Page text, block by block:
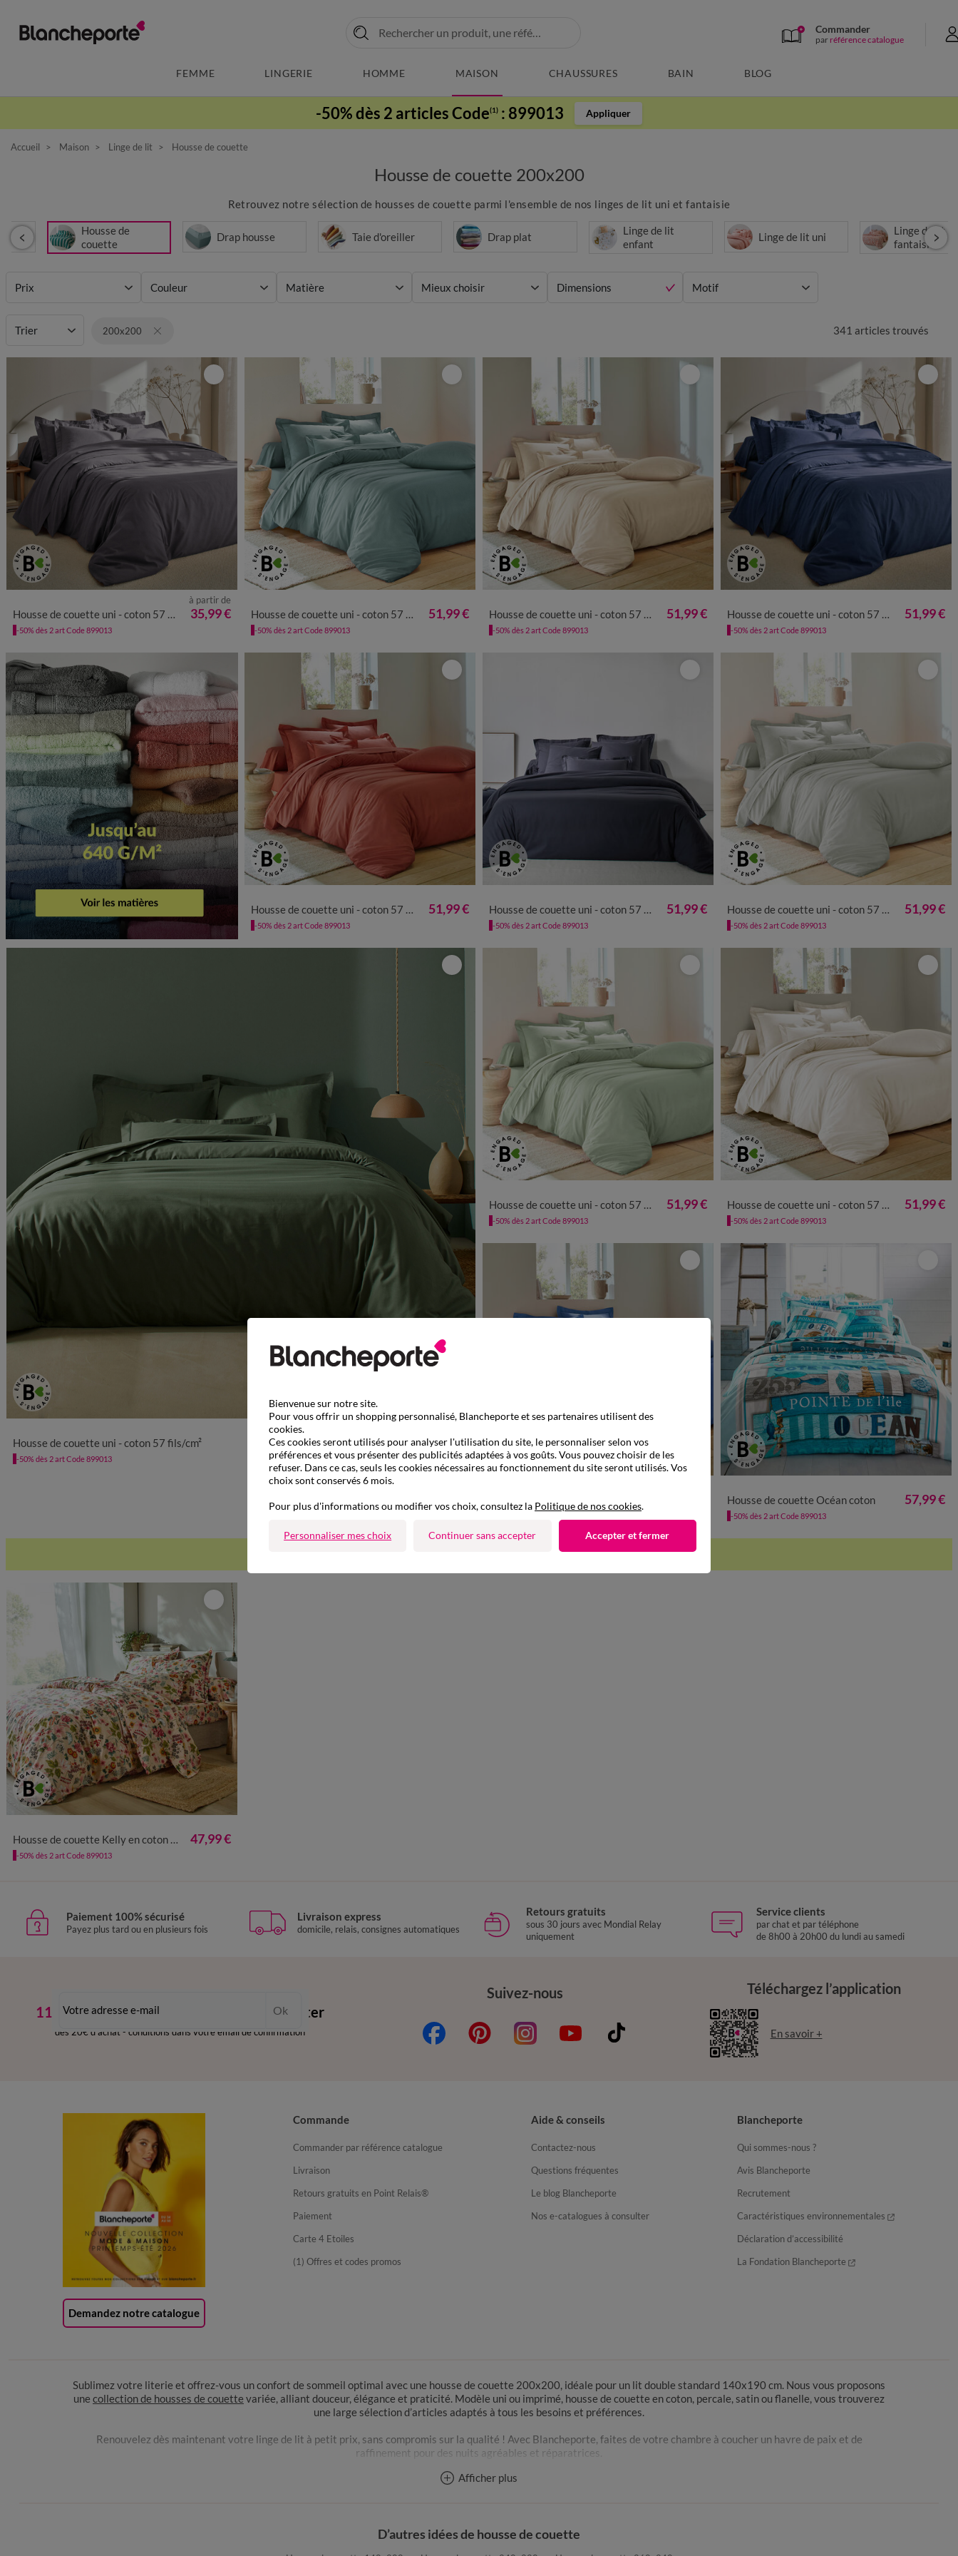
Commander
par référence catalogue
FEMME LINGERIE HOMME MAISON CHAUSSURES BAIN BLOG
-50% dès 2 articles Code(1) : 899013 Appliquer
Accueil Maison Linge de lit Housse de couette
Housse de couette 200x200
Retrouvez notre sélection de housses de couette parmi l'ensemble de nos linges de lit uni et fantaisie
Housse de
couette
Drap housse Taie d'oreiller Drap plat
Linge de lit
enfant
Linge de lit uni
Linge de lit
fantaisie
Prix Couleur Matière Mieux choisir Dimensions Motif
341 articles trouvés
Trier 200x200
Housse de couette uni - coton 57 fils/cm²
à partir de
35,99 €
-50% dès 2 art Code 899013
Housse de couette uni - coton 57 fils/cm² 51,99 €
-50% dès 2 art Code 899013
Housse de couette uni - coton 57 fils/cm² 51,99 €
-50% dès 2 art Code 899013
Housse de couette uni - coton 57 fils/cm² 51,99 €
-50% dès 2 art Code 899013
Housse de couette uni - coton 57 fils/cm² 51,99 €
-50% dès 2 art Code 899013
Housse de couette uni - coton 57 fils/cm² 51,99 €
-50% dès 2 art Code 899013
Housse de couette uni - coton 57 fils/cm² 51,99 €
-50% dès 2 art Code 899013
Housse de couette uni - coton 57 fils/cm² 35,99 €
-50% dès 2 art Code 899013
Housse de couette uni - coton 57 fils/cm² 51,99 €
-50% dès 2 art Code 899013
Housse de couette uni - coton 57 fils/cm² 51,99 €
-50% dès 2 art Code 899013
Housse de couette uni - polyester-coton 57 fils/cm² Housse de couette Océan coton 57,99 €
-50% dès 2 art Code 899013
899013 Appliquer
Housse de couette Kelly en coton imprimé floral 47,99 €
-50% dès 2 art Code 899013
Paiement 100% sécurisé
Payez plus tard ou en plusieurs fois
Livraison express
domicile, relais, consignes automatiques
Retours gratuits
sous 30 jours avec Mondial Relay
uniquement
Service clients
par chat et par téléphone
de 8h00 à 20h00 du lundi au samedi
11€ Offertsen vous inscrivant à la newsletter
dès 20€ d’achat - conditions dans votre email de confirmation
Ok
Suivez-nous Téléchargez l’application
En savoir +
Demandez notre catalogue
Commande
Commander par référence catalogue
Livraison
Retours gratuits en Point Relais®
Paiement
Carte 4 Etoiles
(1) Offres et codes promos
Aide & conseils
Contactez-nous
Questions fréquentes
Le blog Blancheporte
Nos e-catalogues à consulter
Blancheporte
Qui sommes-nous ?
Avis Blancheporte
Recrutement
Caractéristiques environnementales
Déclaration d’accessibilité
La Fondation Blancheporte
Sublimez votre literie et offrez-vous un confort de sommeil optimal avec une housse de couette 200x200, idéale pour un lit double standard 140x190 cm. Nous vous proposons
une collection de housses de couette variée, alliant douceur, élégance et praticité. Modèle uni ou imprimé, housse de couette en coton, percale, satin ou flanelle, vous trouverez
une large sélection d’articles adaptés à tous les besoins et préférences.
Renouvelez dès maintenant votre linge de lit à petit prix, sans compromis sur la qualité ! Avec Blancheporte, faites de votre chambre à coucher un havre de paix et de
raffinement pour des nuits agréables et réparatrices.
Pourquoi opter pour une housse de couette 200x200 ?
couette joue un rôle clé dans l’esthétique de votre chambre à coucher. Un modèle adapté à votre décoration peut instantanément transformer l’ambiance de votre pièce.
Afficher plus
D’autres idées de housse de couette
Bienvenue sur notre site.
Pour vous offrir un shopping personnalisé, Blancheporte et ses partenaires utilisent des
cookies.
Ces cookies seront utilisés pour analyser l'utilisation du site, le personnaliser selon vos
préférences et vous présenter des publicités adaptées à vos goûts. Vous pouvez choisir de les
refuser. Dans ce cas, seuls les cookies nécessaires au fonctionnement du site seront utilisés. Vos
choix sont conservés 6 mois.
Pour plus d'informations ou modifier vos choix, consultez la Politique de nos cookies.
Personnaliser mes choix Continuer sans accepter Accepter et fermer